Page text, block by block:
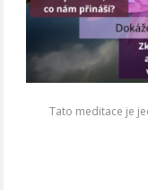
Tato meditace je